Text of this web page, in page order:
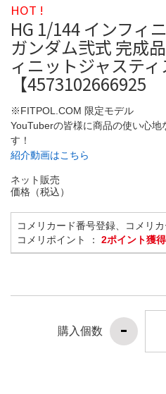
HOT !
HG 1/144 インフィ
ガンダム弐式 完成
ィニットジャステ
【4573102666925
※FITPOL.COM 限定モデル
YouTuberの皆様に商品の使い心地
す！
紹介動画はこちら
ネット販売
価格（税込）
コメリカード番号登録、コメリ
コメリポイント ： 2ポイント獲得
購入個数